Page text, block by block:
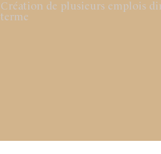
Création de plusieurs emplois
terme